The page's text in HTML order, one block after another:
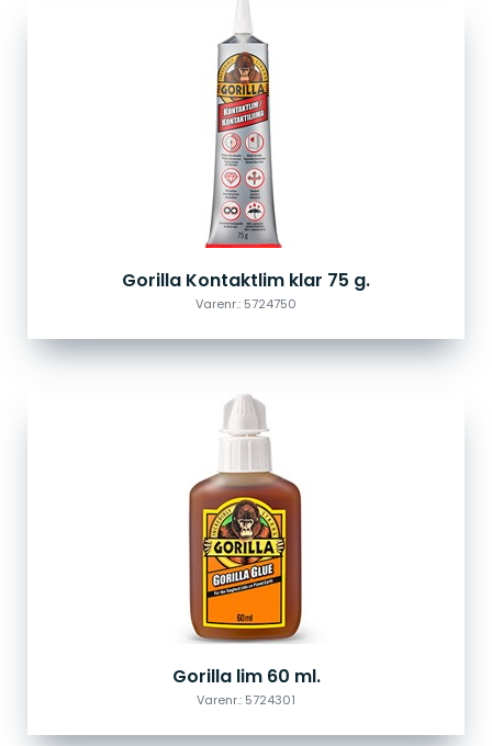
Gorilla Kontaktlim klar 75 g.
Varenr.: 5724750
Gorilla lim 60 ml.
Varenr.: 5724301